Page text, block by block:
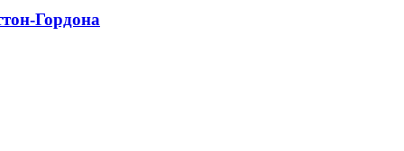
Гордона